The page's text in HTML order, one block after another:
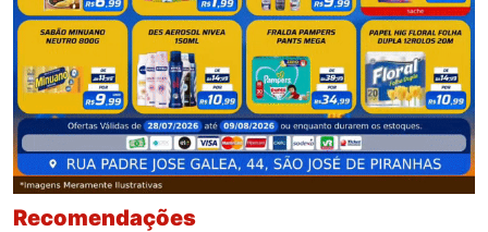
Recomendações